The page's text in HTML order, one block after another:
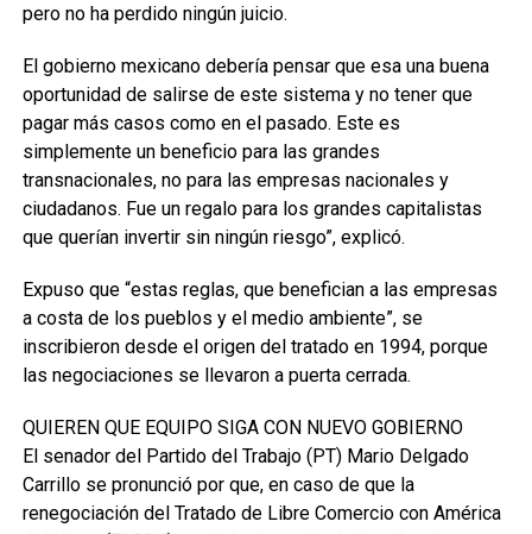
pero no ha perdido ningún juicio.
El gobierno mexicano debería pensar que esa una buena
oportunidad de salirse de este sistema y no tener que
pagar más casos como en el pasado. Este es
simplemente un beneficio para las grandes
transnacionales, no para las empresas nacionales y
ciudadanos. Fue un regalo para los grandes capitalistas
que querían invertir sin ningún riesgo”, explicó.
Expuso que “estas reglas, que benefician a las empresas
a costa de los pueblos y el medio ambiente”, se
inscribieron desde el origen del tratado en 1994, porque
las negociaciones se llevaron a puerta cerrada.
QUIEREN QUE EQUIPO SIGA CON NUEVO GOBIERNO
El senador del Partido del Trabajo (PT) Mario Delgado
Carrillo se pronunció por que, en caso de que la
renegociación del Tratado de Libre Comercio con América